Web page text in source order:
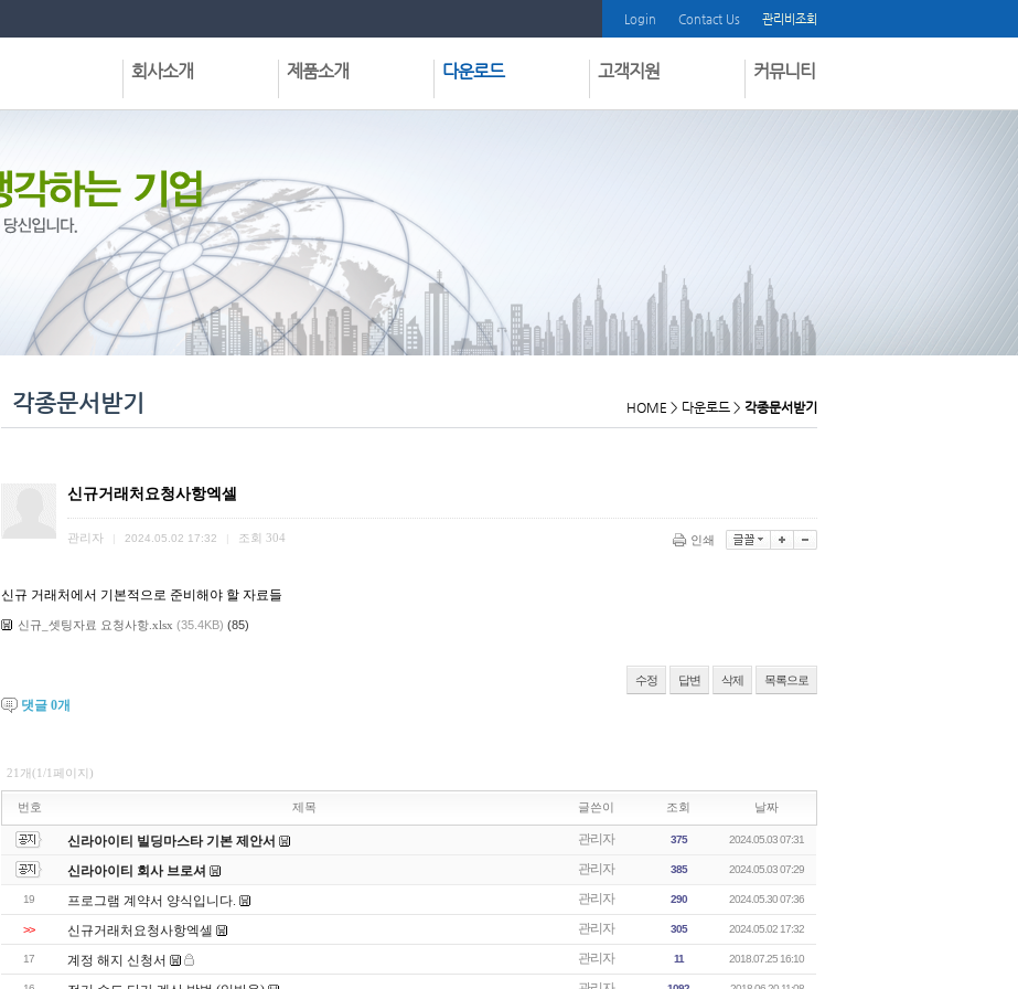
Login Contact Us 관리비조회
회사소개 제품소개 다운로드 고객지원 커뮤니티
VISION
회사연혁
사업분야
주요실적
조직구성도
협력업체
오시는길
기타프로그램및서비스
동영상도움말시청
방문요청신청
고객불만등록
각종문서받기 HOME > 다운로드 > 각종문서받기
신규거래처요청사항엑셀
관리자 2024.05.02 17:32 조회 304 인쇄
신규 거래처에서 기본적으로 준비해야 할 자료들
신규_셋팅자료 요청사항.xlsx (35.4KB) (85)
수정 답변 삭제 목록으로
댓글 0개
21개(1/1페이지)
번호 제목 글쓴이 조회 날짜
신라아이티 빌딩마스타 기본 제안서 관리자 375 2024.05.03 07:31
신라아이티 회사 브로셔 관리자 385 2024.05.03 07:29
19 프로그램 계약서 양식입니다. 관리자 290 2024.05.30 07:36
>> 신규거래처요청사항엑셀 관리자 305 2024.05.02 17:32
17 계정 해지 신청서 관리자 11 2018.07.25 16:10